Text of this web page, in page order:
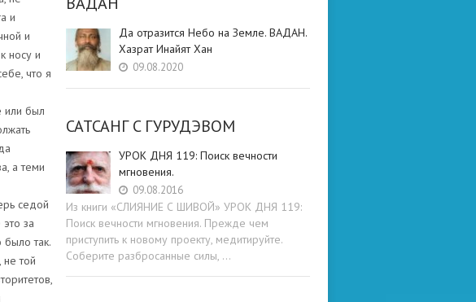
Да отразится Небо на Земле. ВАДАН.
Хазрат Инайят Хан
09.08.2020
САТСАНГ C ГУРУДЭВОМ
УРОК ДНЯ 119: Поиск вечности
мгновения.
09.08.2016
Из книги «СЛИЯНИЕ С ШИВОЙ» УРОК ДНЯ 119:
Поиск вечности мгновения. Прежде чем
приступить к новому проекту, медитируйте.
Соберите разбросанные силы, …